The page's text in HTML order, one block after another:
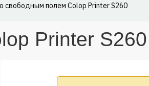
свободным полем Colop Printer S260
Printer S260